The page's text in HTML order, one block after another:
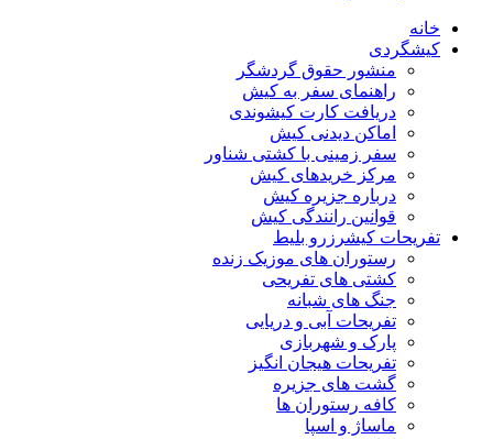
خانه
کیشگردی
منشور حقوق گردشگر
راهنمای سفر به کیش
دریافت کارت کیشوندی
اماکن دیدنی کیش
سفر زمینی با کشتی شناور
مرکز خریدهای کیش
درباره جزیره کیش
قوانین رانندگی کیش
تفریحات کیشرزرو بلیط
رستوران های موزیک زنده
کشتی های تفریحی
جنگ های شبانه
تفریحات آبی و دریایی
پارک و شهربازی
تفریحات هیجان انگیز
گشت های جزیره
کافه رستوران ها
ماساژ و اسپا